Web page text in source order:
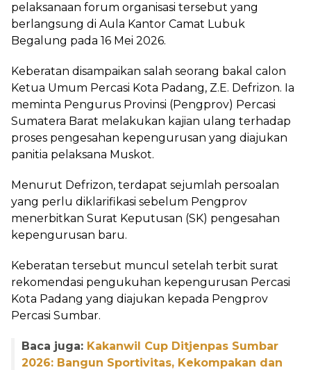
pelaksanaan forum organisasi tersebut yang
berlangsung di Aula Kantor Camat Lubuk
Begalung pada 16 Mei 2026.
Keberatan disampaikan salah seorang bakal calon
Ketua Umum Percasi Kota Padang, Z.E. Defrizon. Ia
meminta Pengurus Provinsi (Pengprov) Percasi
Sumatera Barat melakukan kajian ulang terhadap
proses pengesahan kepengurusan yang diajukan
panitia pelaksana Muskot.
Menurut Defrizon, terdapat sejumlah persoalan
yang perlu diklarifikasi sebelum Pengprov
menerbitkan Surat Keputusan (SK) pengesahan
kepengurusan baru.
Keberatan tersebut muncul setelah terbit surat
rekomendasi pengukuhan kepengurusan Percasi
Kota Padang yang diajukan kepada Pengprov
Percasi Sumbar.
Baca juga: Kakanwil Cup Ditjenpas Sumbar
2026: Bangun Sportivitas, Kekompakan dan